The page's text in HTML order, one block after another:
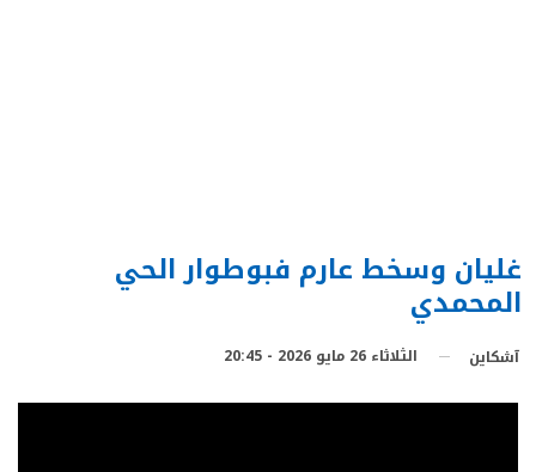
غليان وسخط عارم فبوطوار الحي
المحمدي
آشكاين الثلاثاء 26 مايو 2026 - 20:45